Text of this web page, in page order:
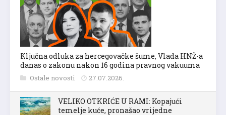
Ključna odluka za hercegovačke šume, Vlada HNŽ-a
danas o zakonu nakon 16 godina pravnog vakuuma
Ostale novosti 27.07.2026.
VELIKO OTKRIĆE U RAMI: Kopajući
temelje kuće, pronašao vrijedne